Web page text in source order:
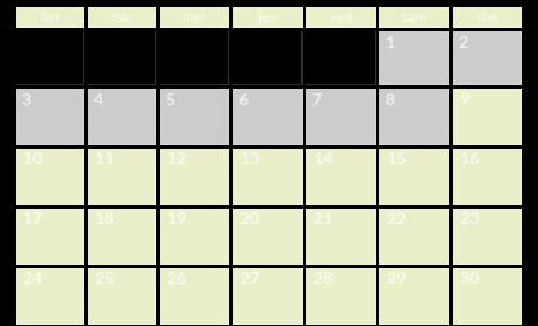
lun mar mer jeu ven sam dim
1 2
3 4 5 6 7 8 9
10 11 12 13 14 15 16
17 18 19 20 21 22 23
24 25 26 27 28 29 30